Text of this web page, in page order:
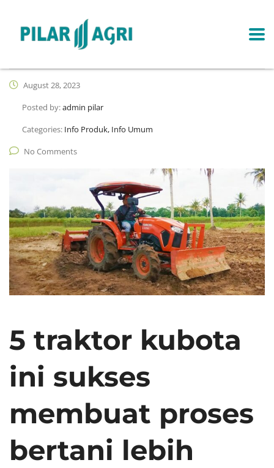
August 28, 2023
Posted by:admin pilar
Categories: Info Produk, Info Umum
No Comments
5 traktor kubota
ini sukses
membuat proses
bertani lebih